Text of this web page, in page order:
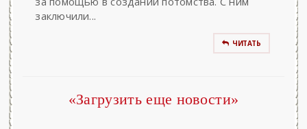
заключили...
ЧИТАТЬ
«Загрузить еще новости»